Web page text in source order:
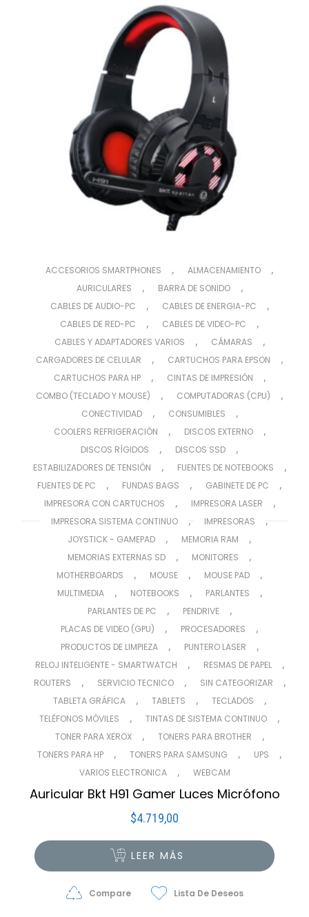
ACCESORIOS SMARTPHONES , ALMACENAMIENTO ,
AURICULARES , BARRA DE SONIDO ,
CABLES DE AUDIO-PC , CABLES DE ENERGIA-PC ,
CABLES DE RED-PC , CABLES DE VIDEO-PC ,
CABLES Y ADAPTADORES VARIOS , CÁMARAS ,
CARGADORES DE CELULAR , CARTUCHOS PARA EPSON ,
CARTUCHOS PARA HP , CINTAS DE IMPRESIÓN ,
COMBO (TECLADO Y MOUSE) , COMPUTADORAS (CPU) ,
CONECTIVIDAD , CONSUMIBLES ,
COOLERS REFRIGERACIÓN , DISCOS EXTERNO ,
DISCOS RÍGIDOS , DISCOS SSD ,
ESTABILIZADORES DE TENSIÓN , FUENTES DE NOTEBOOKS ,
FUENTES DE PC , FUNDAS BAGS , GABINETE DE PC ,
IMPRESORA CON CARTUCHOS , IMPRESORA LASER ,
IMPRESORA SISTEMA CONTINUO , IMPRESORAS ,
JOYSTICK - GAMEPAD , MEMORIA RAM ,
MEMORIAS EXTERNAS SD , MONITORES ,
MOTHERBOARDS , MOUSE , MOUSE PAD ,
MULTIMEDIA , NOTEBOOKS , PARLANTES ,
PARLANTES DE PC , PENDRIVE ,
PLACAS DE VIDEO (GPU) , PROCESADORES ,
PRODUCTOS DE LIMPIEZA , PUNTERO LASER ,
RELOJ INTELIGENTE - SMARTWATCH , RESMAS DE PAPEL ,
ROUTERS , SERVICIO TECNICO , SIN CATEGORIZAR ,
TABLETA GRÁFICA , TABLETS , TECLADOS ,
TELÉFONOS MÓVILES , TINTAS DE SISTEMA CONTINUO ,
TONER PARA XEROX , TONERS PARA BROTHER ,
TONERS PARA HP , TONERS PARA SAMSUNG , UPS ,
VARIOS ELECTRONICA , WEBCAM
Auricular Bkt H91 Gamer Luces Micrófono
$4.719,00
LEER MÁS
Compare Lista De Deseos